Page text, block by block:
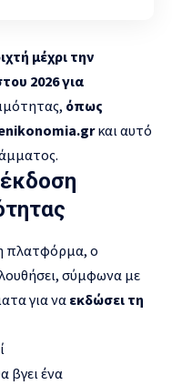
μέχρι την
2026 για
όπως
.grκαι αυτό
η πλατφόρμα, ο
σύμφωνα με
για να εκδώσει τη
βγει ένα